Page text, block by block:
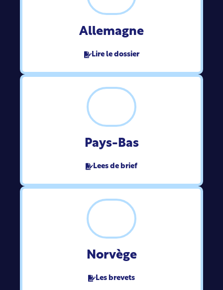
Allemagne
Lire le dossier
Pays-Bas
Lees de brief
Norvège
Les brevets